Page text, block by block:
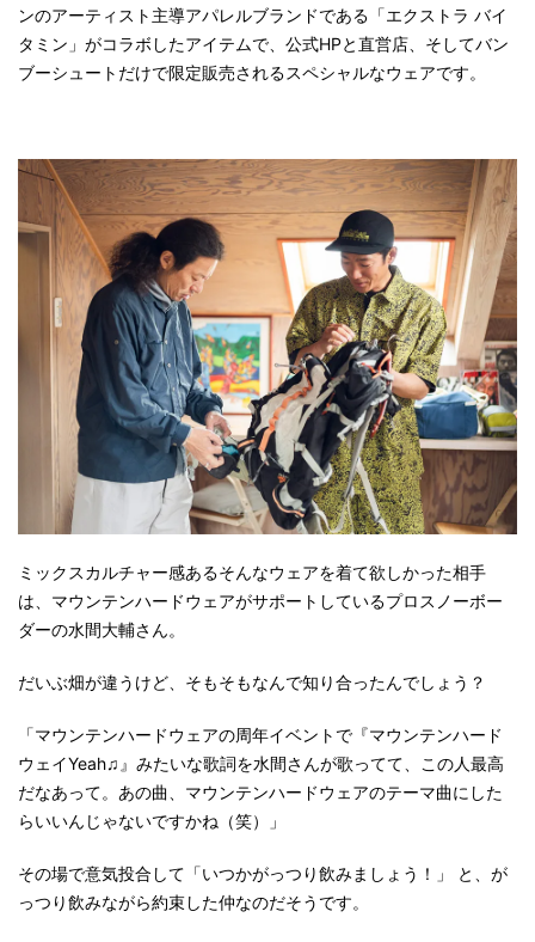
ンのアーティスト主導アパレルブランドである「エクストラ バイ
タミン」がコラボしたアイテムで、公式HPと直営店、そしてバン
ブーシュートだけで限定販売されるスペシャルなウェアです。
ミックスカルチャー感あるそんなウェアを着て欲しかった相手
は、マウンテンハードウェアがサポートしているプロスノーボー
ダーの水間大輔さん。
だいぶ畑が違うけど、そもそもなんで知り合ったんでしょう？
「マウンテンハードウェアの周年イベントで『マウンテンハード
ウェイYeah♫』みたいな歌詞を水間さんが歌ってて、この人最高
だなあって。あの曲、マウンテンハードウェアのテーマ曲にした
らいいんじゃないですかね（笑）」
その場で意気投合して「いつかがっつり飲みましょう！」 と、が
っつり飲みながら約束した仲なのだそうです。